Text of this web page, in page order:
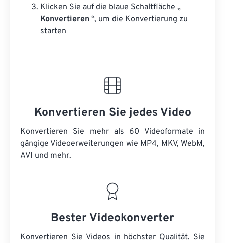
Klicken Sie auf die blaue Schaltfläche „
Konvertieren “, um die Konvertierung zu
starten
Konvertieren Sie jedes Video
Konvertieren Sie mehr als 60 Videoformate in
gängige Videoerweiterungen wie MP4, MKV, WebM,
AVI und mehr.
Bester Videokonverter
Konvertieren Sie Videos in höchster Qualität. Sie